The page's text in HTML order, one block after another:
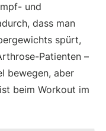
und
dass man
spürt,
Patienten –
bewegen, aber
beim Workout im